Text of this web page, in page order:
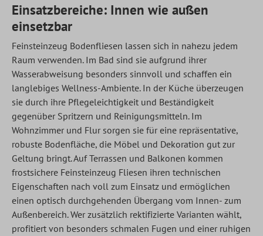
Einsatzbereiche: Innen wie außen
einsetzbar
Feinsteinzeug Bodenfliesen lassen sich in nahezu jedem
Raum verwenden. Im Bad sind sie aufgrund ihrer
Wasserabweisung besonders sinnvoll und schaffen ein
langlebiges Wellness-Ambiente. In der Küche überzeugen
sie durch ihre Pflegeleichtigkeit und Beständigkeit
gegenüber Spritzern und Reinigungsmitteln. Im
Wohnzimmer und Flur sorgen sie für eine repräsentative,
robuste Bodenfläche, die Möbel und Dekoration gut zur
Geltung bringt. Auf Terrassen und Balkonen kommen
frostsichere Feinsteinzeug Fliesen ihren technischen
Eigenschaften nach voll zum Einsatz und ermöglichen
einen optisch durchgehenden Übergang vom Innen- zum
Außenbereich. Wer zusätzlich rektifizierte Varianten wählt,
profitiert von besonders schmalen Fugen und einer ruhigen